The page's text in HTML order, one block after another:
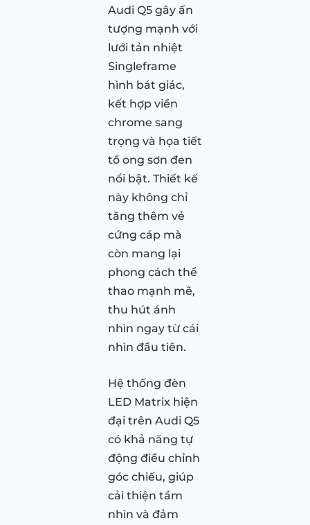
Audi Q5 gây ấn
tượng mạnh với
lưới tản nhiệt
Singleframe
hình bát giác,
kết hợp viền
chrome sang
trọng và họa tiết
tổ ong sơn đen
nổi bật. Thiết kế
này không chỉ
tăng thêm vẻ
cứng cáp mà
còn mang lại
phong cách thể
thao mạnh mẽ,
thu hút ánh
nhìn ngay từ cái
nhìn đầu tiên.
Hệ thống đèn
LED Matrix hiện
đại trên Audi Q5
có khả năng tự
động điều chỉnh
góc chiếu, giúp
cải thiện tầm
nhìn và đảm